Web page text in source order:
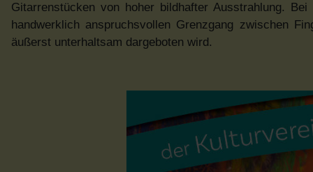
Gitarrenstücken von hoher bildhafter Ausstrahlung.
handwerklich anspruchsvollen Grenzgang zwischen
äußerst unterhaltsam dargeboten wird.